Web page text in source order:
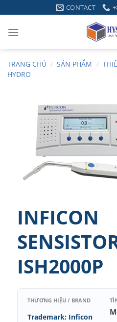
to
content
CONTACT
TRANG CHỦ / SẢN PHẨM /
HYDRO
INFICON
ISH2000P
THƯƠNG HIỆU / BRAND
Trademark: Inficon